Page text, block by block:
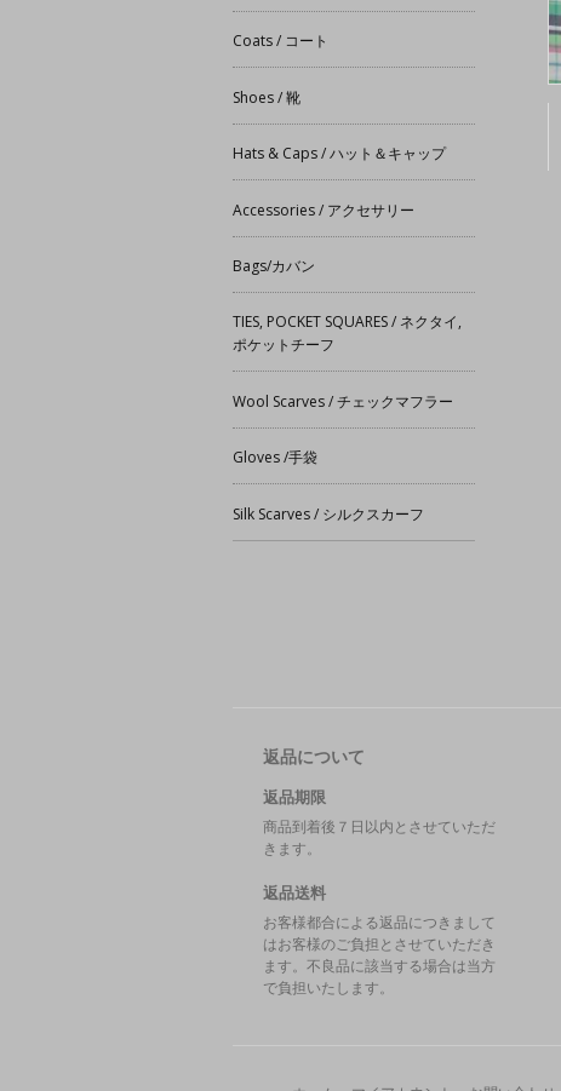
Coats / コート
Shoes / 靴
Hats & Caps / ハット＆キャップ
Accessories / アクセサリー
Bags/カバン
TIES, POCKET SQUARES / ネクタイ,
ポケットチーフ
Wool Scarves / チェックマフラー
Gloves /手袋
Silk Scarves / シルクスカーフ
返品について
返品期限
商品到着後７日以内とさせていただ
きます。
返品送料
お客様都合による返品につきまして
はお客様のご負担とさせていただき
ます。不良品に該当する場合は当方
で負担いたします。